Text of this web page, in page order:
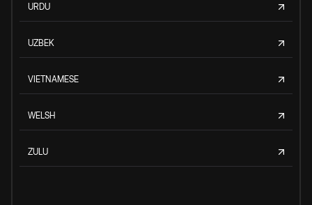
URDU
UZBEK
VIETNAMESE
WELSH
ZULU